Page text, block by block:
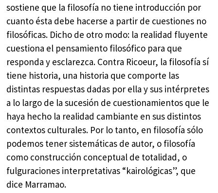
sostiene que la filosofía no tiene introducción por
cuanto ésta debe hacerse a partir de cuestiones no
filosóficas. Dicho de otro modo: la realidad fluyente
cuestiona el pensamiento filosófico para que
responda y esclarezca. Contra Ricoeur, la filosofía sí
tiene historia, una historia que comporte las
distintas respuestas dadas por ella y sus intérpretes
a lo largo de la sucesión de cuestionamientos que le
haya hecho la realidad cambiante en sus distintos
contextos culturales. Por lo tanto, en filosofía sólo
podemos tener sistemáticas de autor, o filosofía
como construcción conceptual de totalidad, o
fulguraciones interpretativas “kairológicas”, que
dice Marramao.